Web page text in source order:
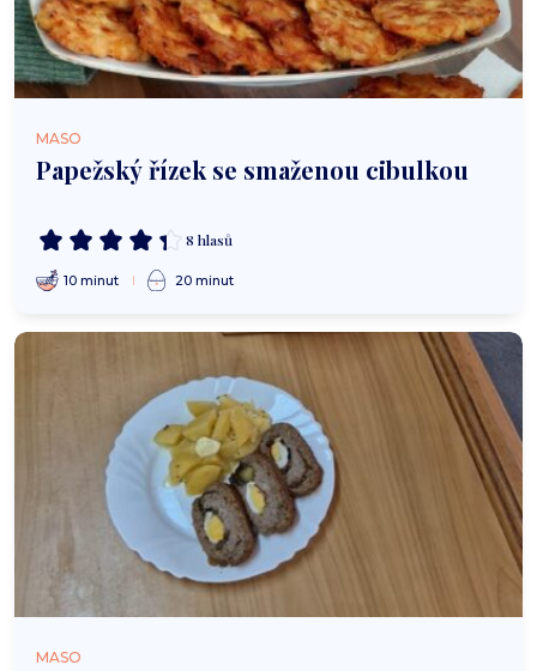
MASO
Papežský řízek se smaženou cibulkou
8 hlasů
10 minut 20 minut
MASO